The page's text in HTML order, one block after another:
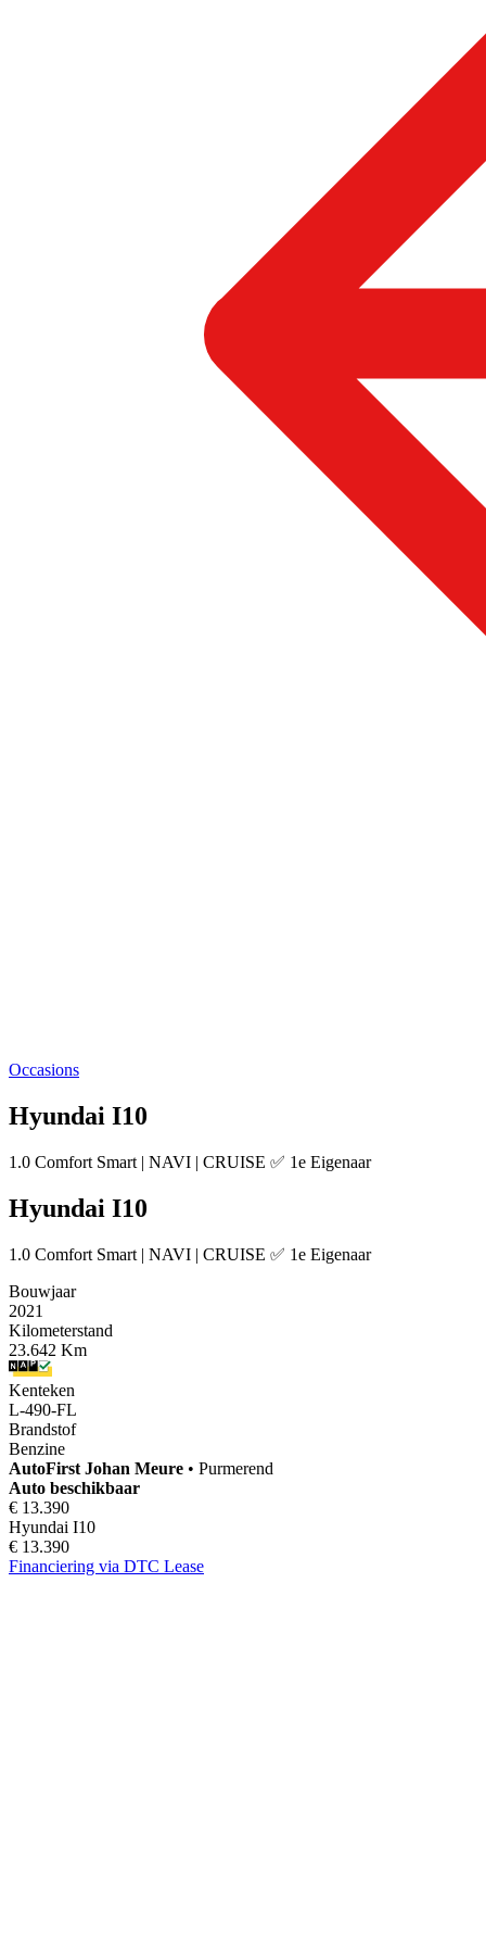
Occasions
Hyundai I10
1.0 Comfort Smart | NAVI | CRUISE ✅ 1e Eigenaar
Hyundai I10
1.0 Comfort Smart | NAVI | CRUISE ✅ 1e Eigenaar
Bouwjaar
2021
Kilometerstand
23.642 Km
Kenteken
L-490-FL
Brandstof
Benzine
AutoFirst Johan Meure • Purmerend
Auto beschikbaar
€ 13.390
Hyundai I10
€ 13.390
Financiering via DTC Lease